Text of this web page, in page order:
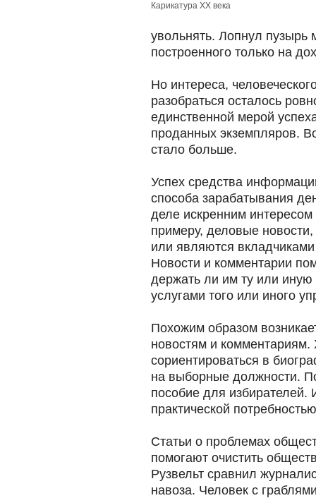
Карикатура ХХ века
увольнять. Лопнул пузырь
построенного только на
Но интереса,
разобраться осталось
единственной мерой
проданных экземпляров.
стало больше.
Успех средства
способа зарабатывания
деле искренним
примеру, деловые
или являются
Новости и комментарии
держать ли им ту или иную
услугами того или иного
Похожим образом
новостям и комментариям.
сориентироваться в
на выборные должности.
пособие для избирателей.
практической
Статьи о проблемах
помогают очистить
Рузвельт сравнил
навоза. Человек с